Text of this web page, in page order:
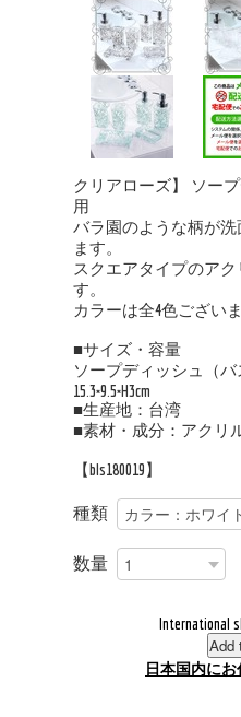
クリアローズ】 ソー
用
バラ園のような柄が
ます。
スクエアタイプのア
す。
カラーは全4色ございま
■サイズ・容量
ソープディッシュ（
15.3×9.5×H3cm
■生産地：台湾
■素材・成分：アクリ
【bls180019】
種類
数量
International
Add
日本国内に